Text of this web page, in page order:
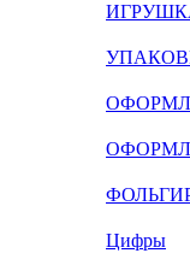
Цифры